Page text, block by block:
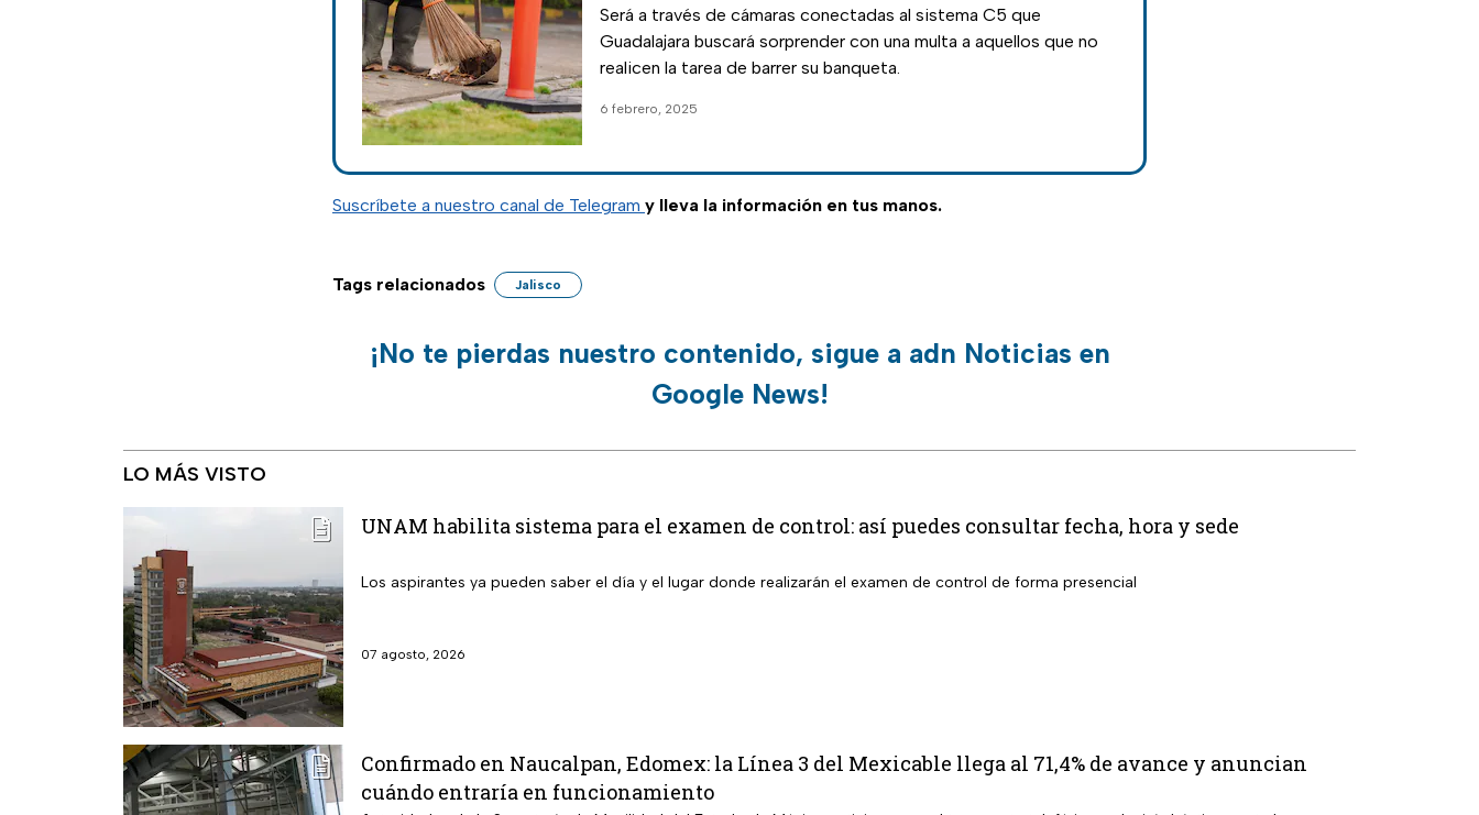
Será a través de cámaras conectadas al sistema C5 que
Guadalajara buscará sorprender con una multa a aquellos que no
realicen la tarea de barrer su banqueta.
6 febrero, 2025
Suscríbete a nuestro canal de Telegram y lleva la información en tus manos.
Tags relacionados Jalisco
¡No te pierdas nuestro contenido, sigue a adn Noticias en
Google News!
LO MÁS VISTO
UNAM habilita sistema para el examen de control: así puedes consultar fecha, hora y sede
Los aspirantes ya pueden saber el día y el lugar donde realizarán el examen de control de forma presencial
07 agosto, 2026
Confirmado en Naucalpan, Edomex: la Línea 3 del Mexicable llega al 71,4% de avance y anuncian
cuándo entraría en funcionamiento